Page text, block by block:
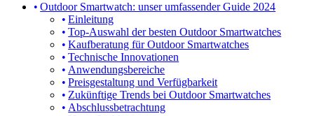
Outdoor Smartwatch: unser umfassender Guide 2024
Einleitung
Top-Auswahl der besten Outdoor Smartwatches
Kaufberatung für Outdoor Smartwatches
Technische Innovationen
Anwendungsbereiche
Preisgestaltung und Verfügbarkeit
Zukünftige Trends bei Outdoor Smartwatches
Abschlussbetrachtung